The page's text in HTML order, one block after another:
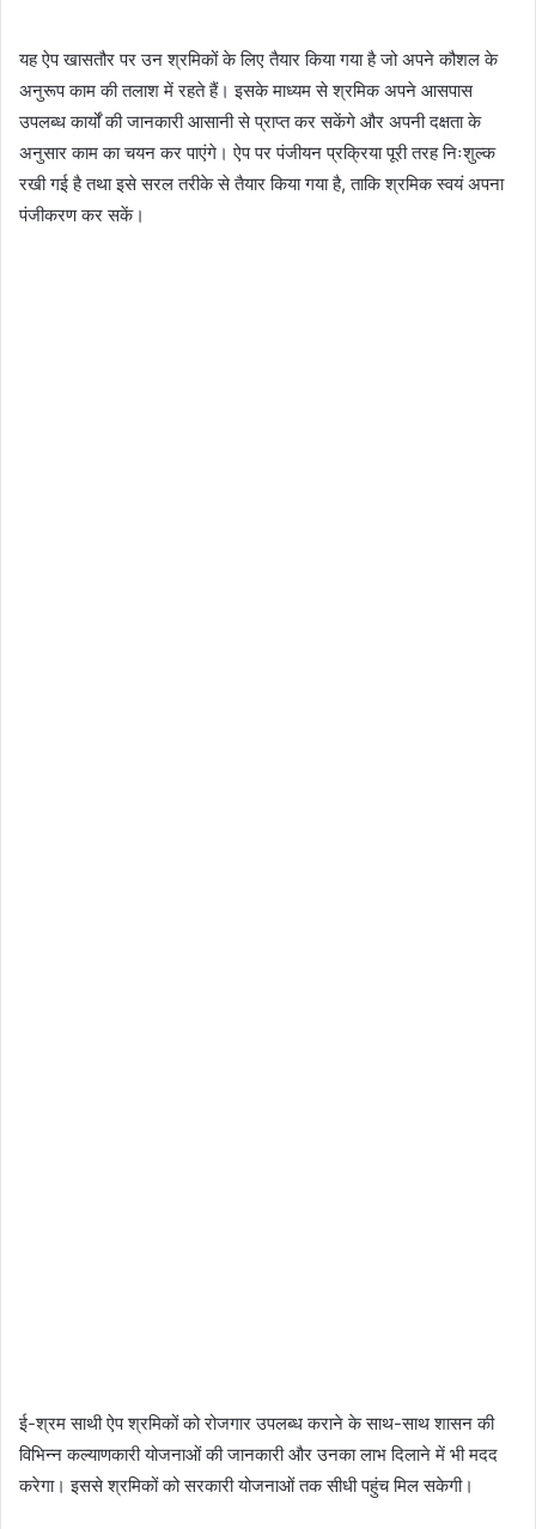
यह ऐप खासतौर पर उन श्रमिकों के लिए तैयार किया गया है जो अपने कौशल के
अनुरूप काम की तलाश में रहते हैं। इसके माध्यम से श्रमिक अपने आसपास
उपलब्ध कार्यों की जानकारी आसानी से प्राप्त कर सकेंगे और अपनी दक्षता के
अनुसार काम का चयन कर पाएंगे। ऐप पर पंजीयन प्रक्रिया पूरी तरह निःशुल्क
रखी गई है तथा इसे सरल तरीके से तैयार किया गया है, ताकि श्रमिक स्वयं अपना
पंजीकरण कर सकें।
ई-श्रम साथी ऐप श्रमिकों को रोजगार उपलब्ध कराने के साथ-साथ शासन की
विभिन्न कल्याणकारी योजनाओं की जानकारी और उनका लाभ दिलाने में भी मदद
करेगा। इससे श्रमिकों को सरकारी योजनाओं तक सीधी पहुंच मिल सकेगी।